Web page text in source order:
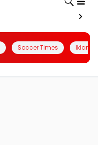
Soccer Times Iklanin